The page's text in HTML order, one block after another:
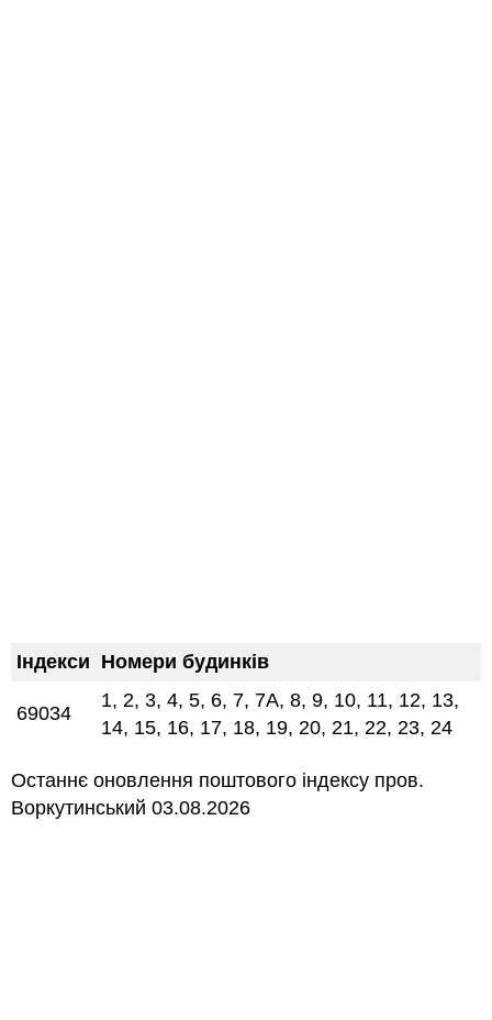
Індекси Номери будинків
69034
1, 2, 3, 4, 5, 6, 7, 7А, 8, 9, 10, 11, 12, 13,
14, 15, 16, 17, 18, 19, 20, 21, 22, 23, 24
Останнє оновлення поштового індексу пров.
Воркутинський 03.08.2026